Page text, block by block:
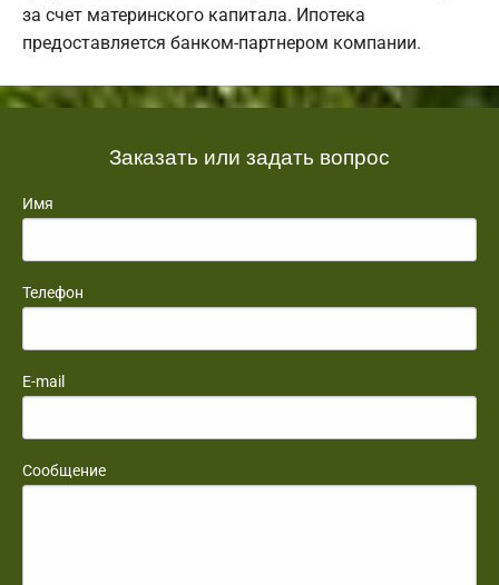
за счет материнского капитала. Ипотека
предоставляется банком-партнером компании.
Заказать или задать вопрос
Имя
Телефон
E-mail
Сообщение